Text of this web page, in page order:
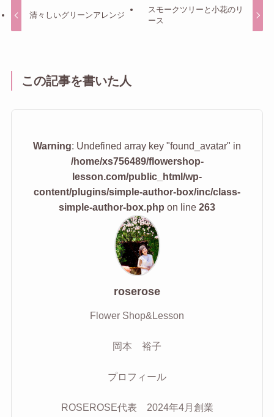
清々しいグリーンアレンジ
スモークツリーと小花のリ
ース
この記事を書いた人
Warning: Undefined array key "found_avatar" in
/home/xs756489/flowershop-
lesson.com/public_html/wp-
content/plugins/simple-author-box/inc/class-
simple-author-box.php on line 263
roserose
Flower Shop&Lesson
岡本 裕子
プロフィール
ROSEROSE代表 2024年4月創業